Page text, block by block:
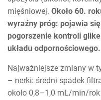
mięśniowej. Około 60.
wyraźny próg: pojawia
pogorszenie kontroli
układu odpornościowego.
Najważniejsze zmiany w
– nerki: średni spadek
około 0,8–1,0 mL/min/